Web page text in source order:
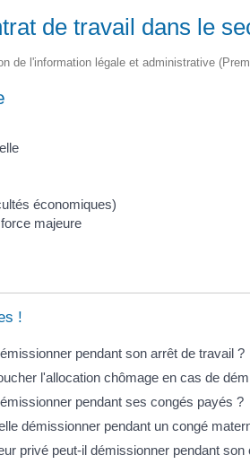
de travail dans le
de l'information légale et administrative
économiques)
majeure
!
pendant son arrêt de travail ?
l'allocation chômage en cas de
pendant ses congés payés ?
démissionner pendant un congé
privé peut-il démissionner pendant son